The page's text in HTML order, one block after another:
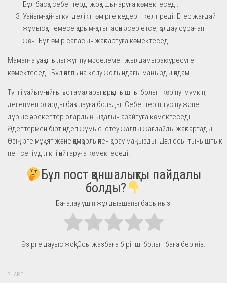
Бұл басқа себептерді жоққа шығаруға көмектеседі.
Уайым-қайғы күнделікті өмірге кедергі келтіреді. Егер жағдай
жұмысқа немесе қарым-қатынасқа әсер етсе, қолдау сұраған
жөн. Бұл өмір сапасын жақсартуға көмектеседі.
Маманға уақытылы жүгіну мәселемен жылдамырақ күресуге
көмектеседі. Бұл қалпына келу жолындағы маңызды қадам.
Түнгі уайым-қайғы ұстамалары қорқынышты болып көрінуі мүмкін,
дегенмен оларды бақылауға болады. Себептерін түсіну және
дұрыс әрекеттер олардың ықпалын азайтуға көмектеседі.
Әдеттермен біртіндеп жұмыс істеу жалпы жағдайды жақсартады.
Өзіңізге мұқият және қамқорлықпен қарау маңызды. Дәл осы тыныштық
пен сенімділікті қайтаруға көмектеседі.
Бұл пост қаншалықты пайдалы
болды?
Бағалау үшін жұлдызшаны басыңыз!
Әзірге дауыс жоқ! Осы жазбаға бірінші болып баға беріңіз.
SHARE